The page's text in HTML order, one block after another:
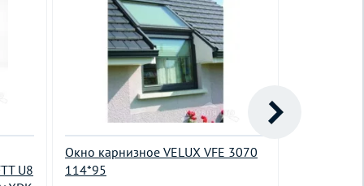
U8
Окно карнизное VELUX VFE 3070
114*95